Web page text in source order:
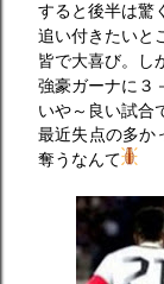
すると後半は驚
追い付きたいと
皆で大喜び。し
強豪ガーナに３
いや～良い試合
最近失点の多か
奪うなんて